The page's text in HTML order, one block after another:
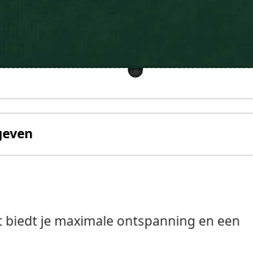
je maximale ontspanning en een